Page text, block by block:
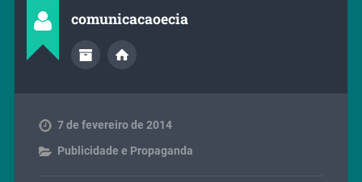
comunicacaoecia
7 de fevereiro de 2014
Publicidade e Propaganda